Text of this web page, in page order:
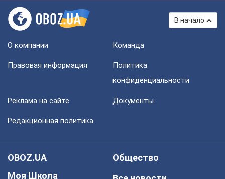
В начало
О компании Команда
Правовая информация
Политика
конфиденциальности
Реклама на сайте Документы
Редакционная политика
OBOZ.UA
Моя Школа
Общество